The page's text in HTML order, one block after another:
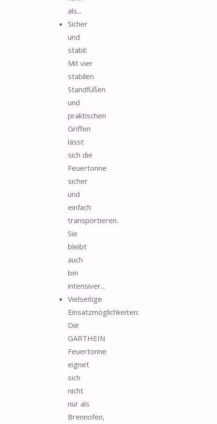
als...
Sicher
und
stabil:
Mit vier
stabilen
Standfüßen
und
praktischen
Griffen
lässt
sich die
Feuertonne
sicher
und
einfach
transportieren.
Sie
bleibt
auch
bei
intensiver...
Vielseitige
Einsatzmöglichkeiten:
Die
GARTHEIN
Feuertonne
eignet
sich
nicht
nur als
Brennofen,